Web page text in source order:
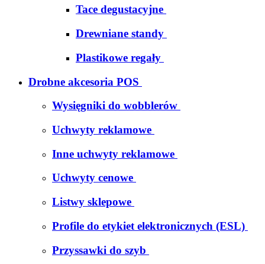
Tace degustacyjne
Drewniane standy
Plastikowe regały
Drobne akcesoria POS
Wysięgniki do wobblerów
Uchwyty reklamowe
Inne uchwyty reklamowe
Uchwyty cenowe
Listwy sklepowe
Profile do etykiet elektronicznych (ESL)
Przyssawki do szyb